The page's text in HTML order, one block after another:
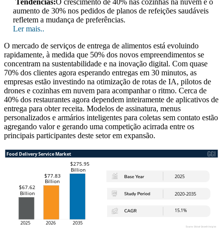
Tendências:O crescimento de 40% nas cozinhas na nuvem e o
aumento de 30% nos pedidos de planos de refeições saudáveis ​​
refletem a mudança de preferências.
Ler mais..
O mercado de serviços de entrega de alimentos está evoluindo
rapidamente, à medida que 50% dos novos empreendimentos se
concentram na sustentabilidade e na inovação digital. Com quase
70% dos clientes agora esperando entregas em 30 minutos, as
empresas estão investindo na otimização de rotas de IA, pilotos de
drones e cozinhas em nuvem para acompanhar o ritmo. Cerca de
40% dos restaurantes agora dependem inteiramente de aplicativos de
entrega para obter receita. Modelos de assinatura, menus
personalizados e armários inteligentes para coletas sem contato estão
agregando valor e gerando uma competição acirrada entre os
principais participantes deste setor em expansão.